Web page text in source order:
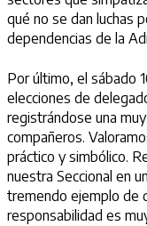
qué no se dan luchas
dependencias de la
Por último, el sábado
elecciones de
registrándose una
compañeros.
práctico y simbólico.
nuestra Seccional en
tremendo ejemplo de
responsabilidad es